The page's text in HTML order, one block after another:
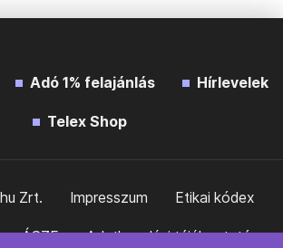
Adó 1% felajánlás Hírlevelek
Telex Shop
Zrt. Impresszum Etikai kódex
ÁSZF Adatkezelési tájékoztató